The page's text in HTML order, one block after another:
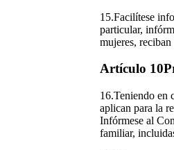
15.Facilítese
particular,
mujeres,
Artículo
16.Teniendo en
aplican para la
Infórmese al
familiar,